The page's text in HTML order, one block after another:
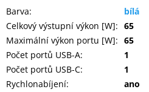
Kamerové
systémy
Doprodej
Barva:
bílá
Celkový výstupní výkon [W]: 65
Maximální výkon portu [W]: 65
Počet portů USB-A:
1
Počet portů USB-C:
1
Rychlonabíjení:
ano